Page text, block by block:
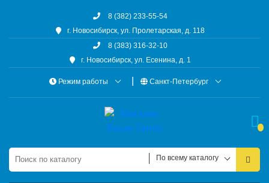
8 (382) 233-55-54
г. Новосибирск, ул. Пролетарская, д. 118
8 (383) 316-32-10
г. Новосибирск, ул. Есенина, д. 1
Режим работы Санкт-Петербург
По всему каталогу